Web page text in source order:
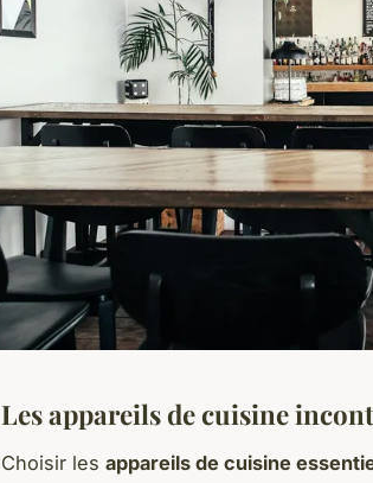
Les appareils de cuisine
Choisir les appareils de cuisine